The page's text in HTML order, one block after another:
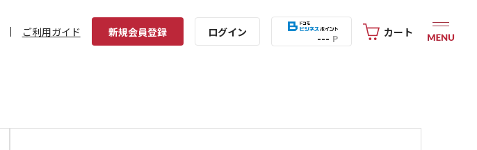
ご利用ガイド 新規会員登録 ログイン --- P カート